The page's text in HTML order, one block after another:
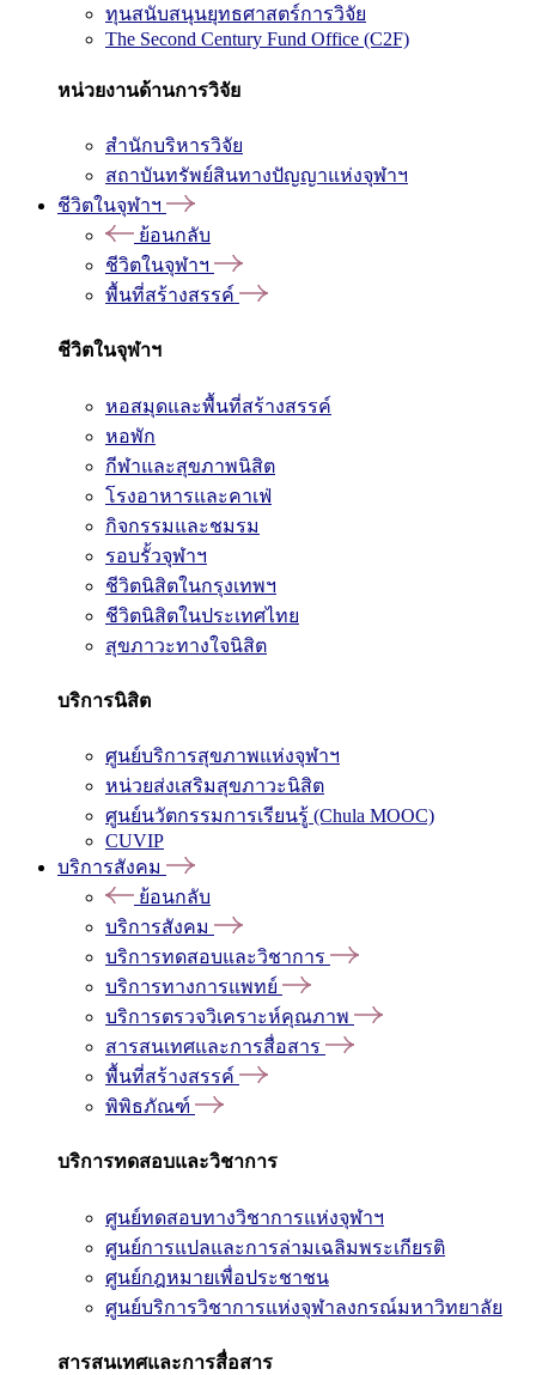
ทุนสนับสนุนยุทธศาสตร์การวิจัย
The Second Century Fund Office (C2F)
หน่วยงานด้านการวิจัย
สำนักบริหารวิจัย
สถาบันทรัพย์สินทางปัญญาแห่งจุฬาฯ
ชีวิตในจุฬาฯ
ย้อนกลับ
ชีวิตในจุฬาฯ
พื้นที่สร้างสรรค์
ชีวิตในจุฬาฯ
หอสมุดและพื้นที่สร้างสรรค์
หอพัก
กีฬาและสุขภาพนิสิต
โรงอาหารและคาเฟ่
กิจกรรมและชมรม
รอบรั้วจุฬาฯ
ชีวิตนิสิตในกรุงเทพฯ
ชีวิตนิสิตในประเทศไทย
สุขภาวะทางใจนิสิต
บริการนิสิต
ศูนย์บริการสุขภาพแห่งจุฬาฯ
หน่วยส่งเสริมสุขภาวะนิสิต
ศูนย์นวัตกรรมการเรียนรู้ (Chula MOOC)
CUVIP
บริการสังคม
ย้อนกลับ
บริการสังคม
บริการทดสอบและวิชาการ
บริการทางการแพทย์
บริการตรวจวิเคราะห์คุณภาพ
สารสนเทศและการสื่อสาร
พื้นที่สร้างสรรค์
พิพิธภัณฑ์
บริการทดสอบและวิชาการ
ศูนย์ทดสอบทางวิชาการแห่งจุฬาฯ
ศูนย์การแปลและการล่ามเฉลิมพระเกียรติ
ศูนย์กฎหมายเพื่อประชาชน
ศูนย์บริการวิชาการแห่งจุฬาลงกรณ์มหาวิทยาลัย
สารสนเทศและการสื่อสาร